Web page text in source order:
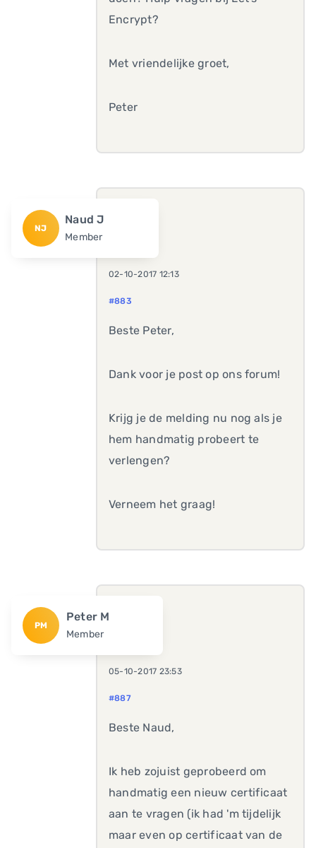
Encrypt?
Met vriendelijke groet,
Peter
NJ
Naud J
Member
02-10-2017 12:13
#883
Beste Peter,
Dank voor je post op ons forum!
Krijg je de melding nu nog als je
hem handmatig probeert te
verlengen?
Verneem het graag!
PM
Peter M
Member
05-10-2017 23:53
#887
Beste Naud,
Ik heb zojuist geprobeerd om
handmatig een nieuw certificaat
aan te vragen (ik had 'm tijdelijk
maar even op certificaat van de